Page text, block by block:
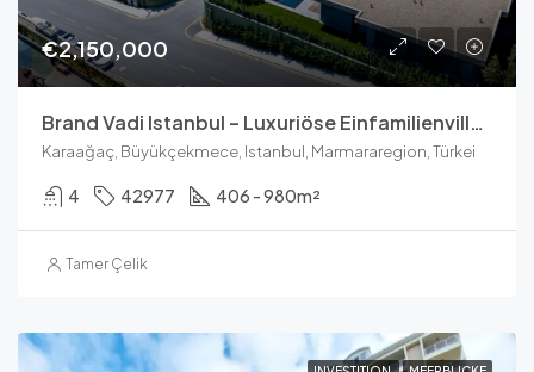
€2,150,000
Brand Vadi Istanbul – Luxuriöse Einfamilienvillen Zu Verkaufen
Karaağaç, Büyükçekmece, Istanbul, Marmararegion, Türkei
4 42977 406 - 980m²
Tamer Çelik